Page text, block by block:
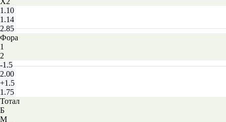
1.10
1.14
2.85
Фора
1
2
-1.5
2.00
+1.5
1.75
Тотал
Б
М